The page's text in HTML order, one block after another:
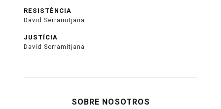
RESISTÈNCIA
David Serramitjana
JUSTÍCIA
David Serramitjana
SOBRE NOSOTROS